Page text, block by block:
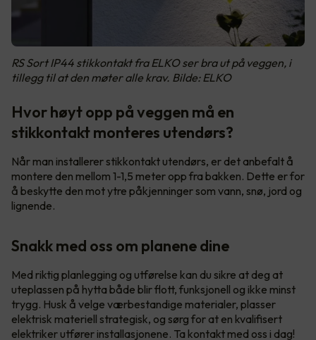
RS Sort IP44 stikkontakt fra ELKO ser bra ut på veggen, i
tillegg til at den møter alle krav. Bilde: ELKO
Hvor høyt opp på veggen må en
stikkontakt monteres utendørs?
Når man installerer stikkontakt utendørs, er det anbefalt å
montere den mellom 1-1,5 meter opp fra bakken. Dette er for
å beskytte den mot ytre påkjenninger som vann, snø, jord og
lignende.
Snakk med oss om planene dine
Med riktig planlegging og utførelse kan du sikre at deg at
uteplassen på hytta både blir flott, funksjonell og ikke minst
trygg. Husk å velge værbestandige materialer, plasser
elektrisk materiell strategisk, og sørg for at en kvalifisert
elektriker utfører installasjonene. Ta kontakt med oss i dag!